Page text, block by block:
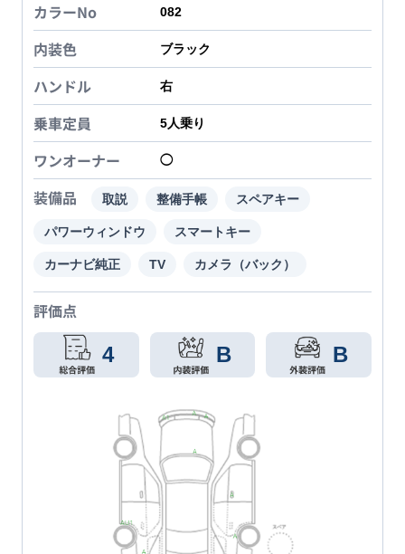
カラーNo 082
内装色 ブラック
ハンドル 右
乗車定員 5人乗り
ワンオーナー ◯
装備品 取説 整備手帳 スペアキー
パワーウィンドウ スマートキー
カーナビ純正 TV カメラ（バック）
評価点
4 B B